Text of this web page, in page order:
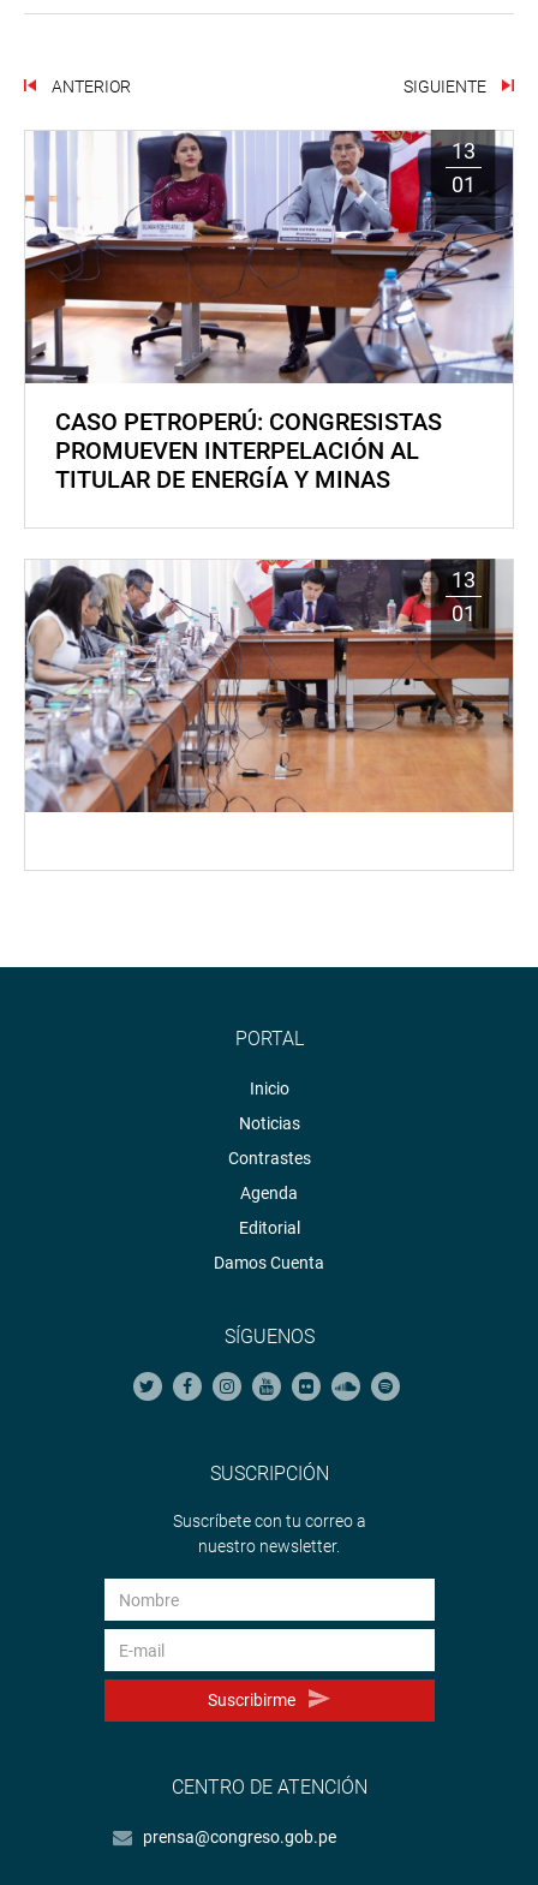
ANTERIOR SIGUIENTE
13
01
CASO PETROPERÚ: CONGRESISTAS
PROMUEVEN INTERPELACIÓN AL
TITULAR DE ENERGÍA Y MINAS
13
01
PORTAL
Inicio
Noticias
Contrastes
Agenda
Editorial
Damos Cuenta
SÍGUENOS
SUSCRIPCIÓN
Suscríbete con tu correo a
nuestro newsletter.
Suscribirme
CENTRO DE ATENCIÓN
prensa@congreso.gob.pe